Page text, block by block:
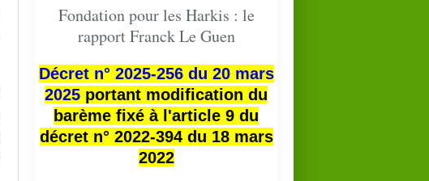
Fondation pour les Harkis : le
rapport Franck Le Guen
Décret n° 2025-256 du 20 mars
2025 portant modification du
barème fixé à l'article 9 du
décret n° 2022-394 du 18 mars
2022